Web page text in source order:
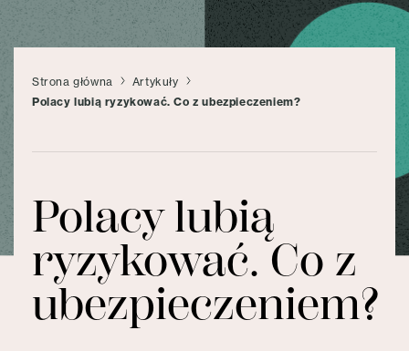
Strona główna
Artykuły
Polacy lubią ryzykować. Co z ubezpieczeniem?
Polacy lubią
ryzykować. Co z
ubezpieczeniem?